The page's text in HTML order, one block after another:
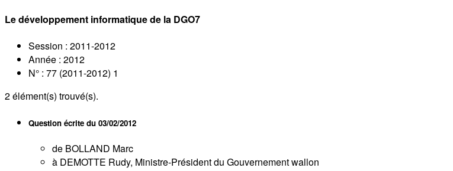
Le développement informatique de la DGO7
Session : 2011-2012
Année : 2012
N° : 77 (2011-2012) 1
2élément(s) trouvé(s).
Question écrite du 03/02/2012
de BOLLAND Marc
à DEMOTTE Rudy, Ministre-Président du Gouvernement wallon